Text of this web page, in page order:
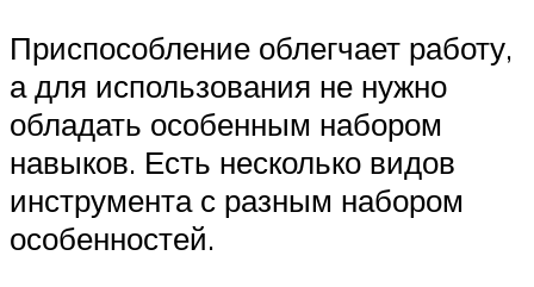
Приспособление облегчает работу,
а для использования не нужно
обладать особенным набором
навыков. Есть несколько видов
инструмента с разным набором
особенностей.